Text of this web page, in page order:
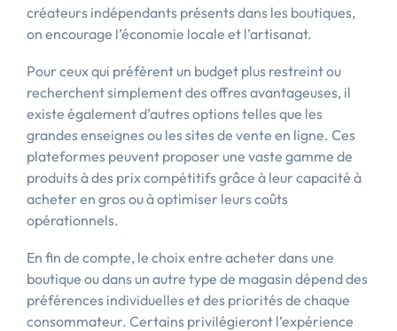
créateurs indépendants présents dans les boutiques,
on encourage l’économie locale et l’artisanat.
Pour ceux qui préfèrent un budget plus restreint ou
recherchent simplement des offres avantageuses, il
existe également d’autres options telles que les
grandes enseignes ou les sites de vente en ligne. Ces
plateformes peuvent proposer une vaste gamme de
produits à des prix compétitifs grâce à leur capacité à
acheter en gros ou à optimiser leurs coûts
opérationnels.
En fin de compte, le choix entre acheter dans une
boutique ou dans un autre type de magasin dépend des
préférences individuelles et des priorités de chaque
consommateur. Certains privilégieront l’expérience